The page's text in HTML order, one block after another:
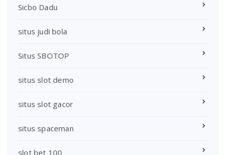
Sicbo Dadu
situs judi bola
Situs SBOTOP
situs slot demo
situs slot gacor
situs spaceman
slot bet 100